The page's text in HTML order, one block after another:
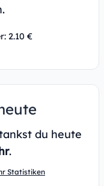
2.10 €
du heute
.
Statistiken